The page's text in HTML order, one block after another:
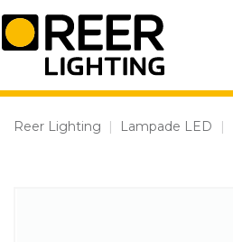
Skip
to
content
Reer Lighting | Lampade LED |